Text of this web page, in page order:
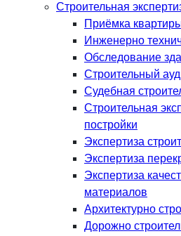
Строительная
Приёмка
Инженерно
Обследование
Строительный
Судебная
Строительная
постройки
Экспертиза
Экспертиза
Экспертиза
материалов
Архитектурно
Дорожно